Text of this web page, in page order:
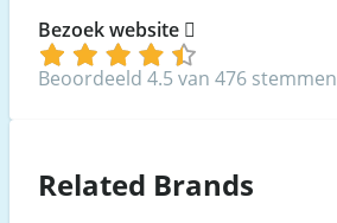
Bezoek website
Beoordeeld 4.5 van 476 stemmen
Related Brands